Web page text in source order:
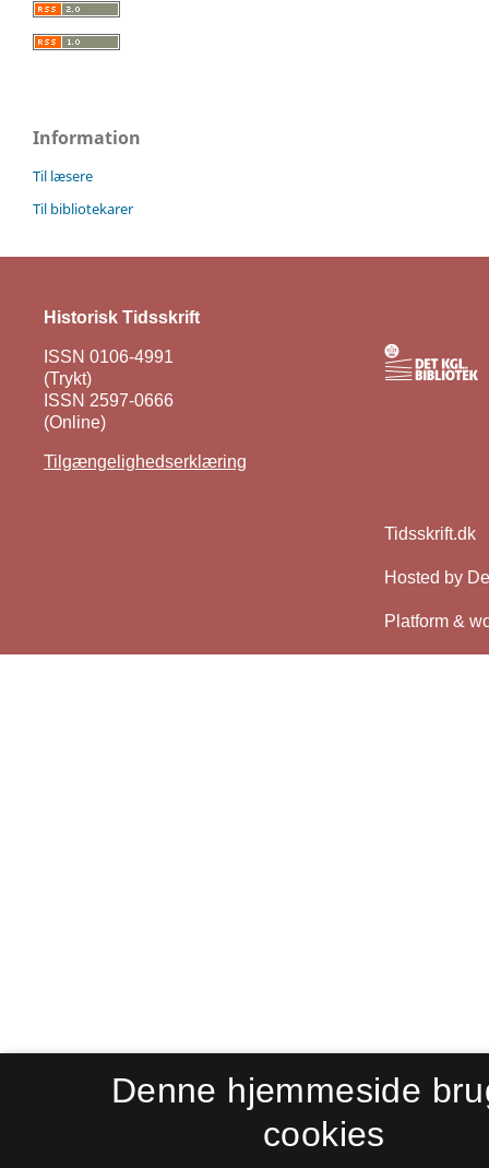
Information
Til læsere
Til bibliotekarer
Historisk Tidsskrift
ISSN 0106-4991
(Trykt)
ISSN 2597-0666
(Online)
Tilgængelighedserklæring
Denne hjemmeside
cookies